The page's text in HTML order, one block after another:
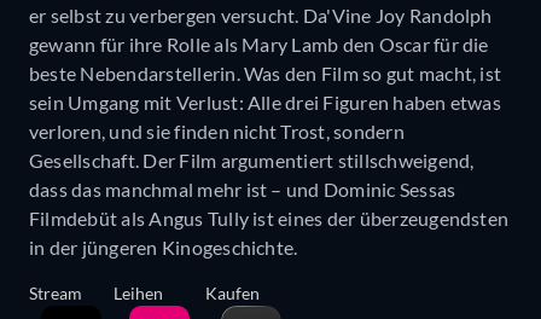
er selbst zu verbergen versucht. Da'Vine Joy Randolph
gewann für ihre Rolle als Mary Lamb den Oscar für die
beste Nebendarstellerin. Was den Film so gut macht, ist
sein Umgang mit Verlust: Alle drei Figuren haben etwas
verloren, und sie finden nicht Trost, sondern
Gesellschaft. Der Film argumentiert stillschweigend,
dass das manchmal mehr ist – und Dominic Sessas
Filmdebüt als Angus Tully ist eines der überzeugendsten
in der jüngeren Kinogeschichte.
Stream Leihen Kaufen